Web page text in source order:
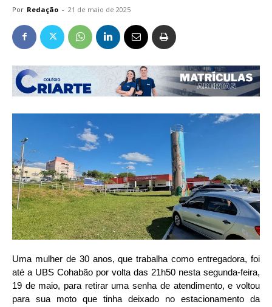
Por Redação - 21 de maio de 2025
Uma mulher de 30 anos, que trabalha como entregadora, foi
até a UBS Cohabão por volta das 21h50 nesta segunda-feira,
19 de maio, para retirar uma senha de atendimento, e voltou
para sua moto que tinha deixado no estacionamento da